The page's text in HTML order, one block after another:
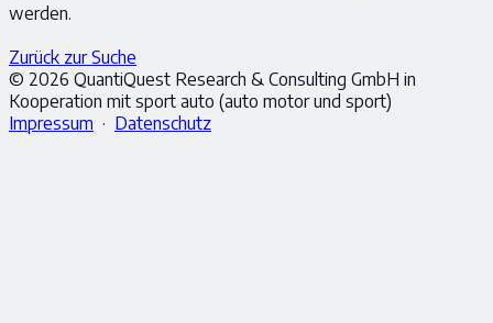
werden.
Zurück zur Suche
© 2026 QuantiQuest Research & Consulting GmbH in
Kooperation mit sport auto (auto motor und sport)
Impressum · Datenschutz